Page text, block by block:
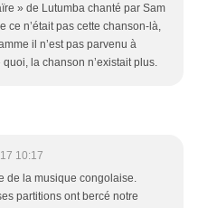
» de Lutumba chanté par Sam
ce n’était pas cette chanson-là,
il n’est pas parvenu à
la chanson n’existait plus.
10:17
de la musique congolaise.
partitions ont bercé notre